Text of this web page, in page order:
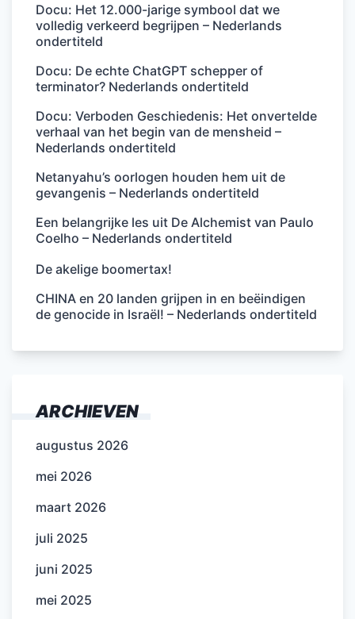
Docu: Het 12.000-jarige symbool dat we
volledig verkeerd begrijpen – Nederlands
ondertiteld
Docu: De echte ChatGPT schepper of
terminator? Nederlands ondertiteld
Docu: Verboden Geschiedenis: Het onvertelde
verhaal van het begin van de mensheid –
Nederlands ondertiteld
Netanyahu’s oorlogen houden hem uit de
gevangenis – Nederlands ondertiteld
Een belangrijke les uit De Alchemist van Paulo
Coelho – Nederlands ondertiteld
De akelige boomertax!
CHINA en 20 landen grijpen in en beëindigen
de genocide in Israël! – Nederlands ondertiteld
ARCHIEVEN
augustus 2026
mei 2026
maart 2026
juli 2025
juni 2025
mei 2025